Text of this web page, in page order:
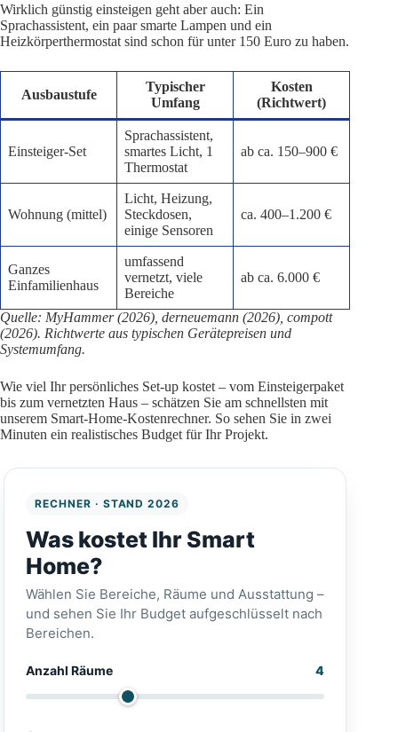
Wirklich günstig einsteigen geht aber auch: Ein
Sprachassistent, ein paar smarte Lampen und ein
Heizkörperthermostat sind schon für unter 150 Euro zu haben.
Ausbaustufe
Typischer
Umfang
Kosten
(Richtwert)
Einsteiger-Set
Sprachassistent,
smartes Licht, 1
Thermostat
ab ca. 150–900 €
Wohnung (mittel)
Licht, Heizung,
Steckdosen,
einige Sensoren
ca. 400–1.200 €
Ganzes
Einfamilienhaus
umfassend
vernetzt, viele
Bereiche
ab ca. 6.000 €
Quelle: MyHammer (2026), derneuemann (2026), compott
(2026). Richtwerte aus typischen Gerätepreisen und
Systemumfang.
Wie viel Ihr persönliches Set-up kostet – vom Einsteigerpaket
bis zum vernetzten Haus – schätzen Sie am schnellsten mit
unserem Smart-Home-Kostenrechner. So sehen Sie in zwei
Minuten ein realistisches Budget für Ihr Projekt.
RECHNER · STAND 2026
Was kostet Ihr Smart
Home?
Wählen Sie Bereiche, Räume und Ausstattung –
und sehen Sie Ihr Budget aufgeschlüsselt nach
Bereichen.
Anzahl Räume 4